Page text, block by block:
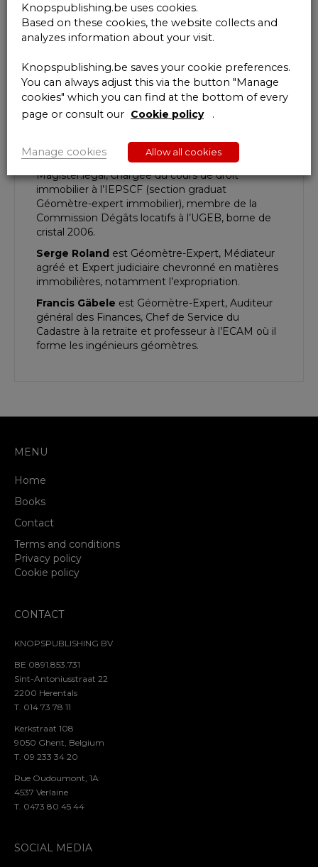
En outre, l’ouvrage traite de la délicate question
de la provision et du montant des honoraires de
l’expert.
Enfin, les missions relatives au bornage, à
l’évaluation immobilière aux fins de prêts
hypothécaires ainsi qu’à la fixation du revenu
cadastral font l’objet d’un examen approfondi.
Françoise de Roy, Avocat au Barreau de
Bruxelles, membre du groupement
Magister.legal, chargée du cours de droit
immobilier à l’IEPSCF (section graduat
Géomètre-expert immobilier), membre de la
Commission Dégâts locatifs à l’UGEB, borne de
cristal 2006.
Serge Roland est Géomètre-Expert, Médiateur
agréé et Expert judiciaire chevronné en matières
immobilières, notamment l’expropriation.
Francis Gäbele est Géomètre-Expert, Auditeur
général des Finances, Chef de Service du
Cadastre à la retraite et professeur à l’ECAM où il
forme les ingénieurs géomètres.
MENU
Home
Books
Contact
Terms and conditions
Privacy policy
Cookie policy
CONTACT
KNOPSPUBLISHING BV
BE 0891.853.731
Sint-Antoniusstraat 22
2200 Herentals
T. 014 73 78 11
Kerkstraat 108
9050 Ghent, Belgium
T. 09 233 34 20
Rue Oudoumont, 1A
4537 Verlaine
T. 0473 80 45 44
SOCIAL MEDIA
Knopspublishing.be uses cookies.
Based on these cookies, the website collects and
analyzes information about your visit.
Knopspublishing.be saves your cookie preferences.
You can always adjust this via the button "Manage
cookies" which you can find at the bottom of every
page or consult our Cookie policy .
Manage cookies Allow all cookies